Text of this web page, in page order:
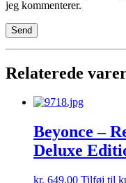
jeg kommenterer.
Relaterede
Beyonce –
Deluxe
kr. 649,00 Tilføj til